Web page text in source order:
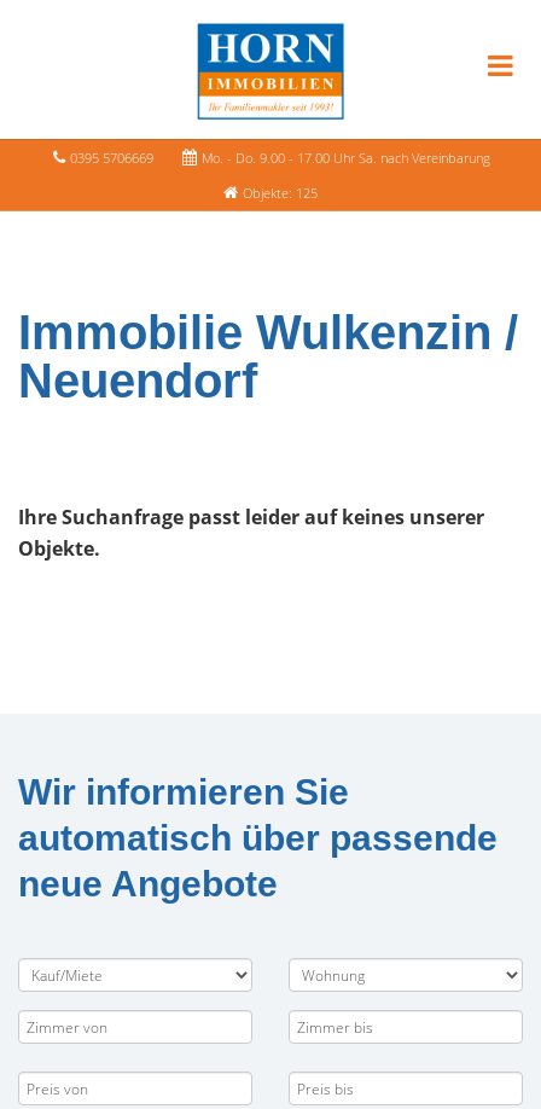
0395 5706669
Mo. - Do. 9.00 - 17.00 Uhr Sa. nach Vereinbarung
Objekte: 125
Immobilie Wulkenzin /
Neuendorf
Ihre Suchanfrage passt leider auf keines unserer
Objekte.
Wir informieren Sie
automatisch über passende
neue Angebote